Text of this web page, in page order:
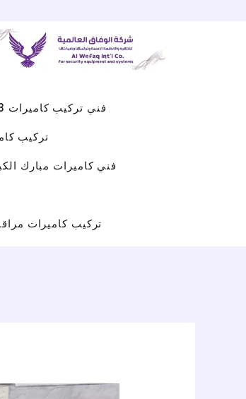
فني تركيب كاميرات 67676683 شركه كاميرات مراقبه الكويت
تركيب
فني كاميرات مبارك الكبير – 96077807 – صيانة كاميرات
تركيب كاميرات مراقبة / 67676683 / شركة تركيب